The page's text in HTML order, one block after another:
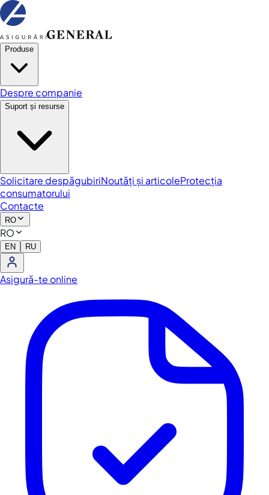
Produse
Despre companie
Suport și resurse
Solicitare despăgubiriNoutăți și articoleProtecția
consumatorului
Contacte
RO
RO
EN RU
Asigură-te online